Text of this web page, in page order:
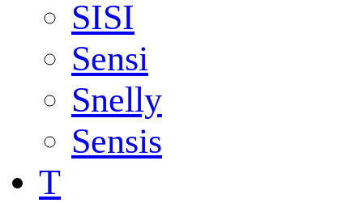
SISI
Sensi
Snelly
Sensis
T